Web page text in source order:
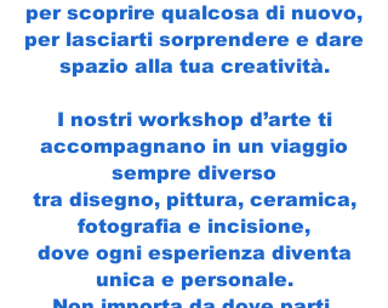
per scoprire qualcosa di nuovo,
per lasciarti sorprendere e dare
spazio alla tua creatività.
I nostri workshop d’arte ti
accompagnano in un viaggio
sempre diverso
tra disegno, pittura, ceramica,
fotografia e incisione,
dove ogni esperienza diventa
unica e personale.